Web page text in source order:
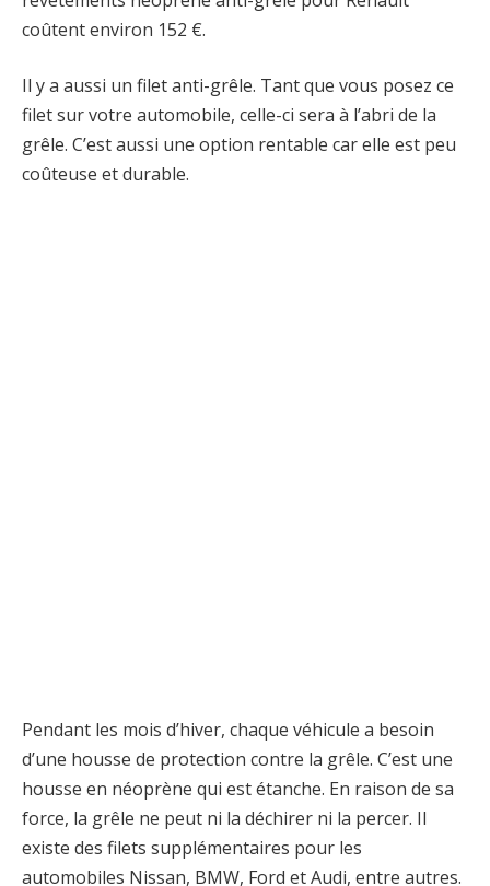
coûtent environ 152 €.
Il y a aussi un filet anti-grêle. Tant que vous posez ce
filet sur votre automobile, celle-ci sera à l’abri de la
grêle. C’est aussi une option rentable car elle est peu
coûteuse et durable.
Pendant les mois d’hiver, chaque véhicule a besoin
d’une housse de protection contre la grêle. C’est une
housse en néoprène qui est étanche. En raison de sa
force, la grêle ne peut ni la déchirer ni la percer. Il
existe des filets supplémentaires pour les
automobiles Nissan, BMW, Ford et Audi, entre autres.